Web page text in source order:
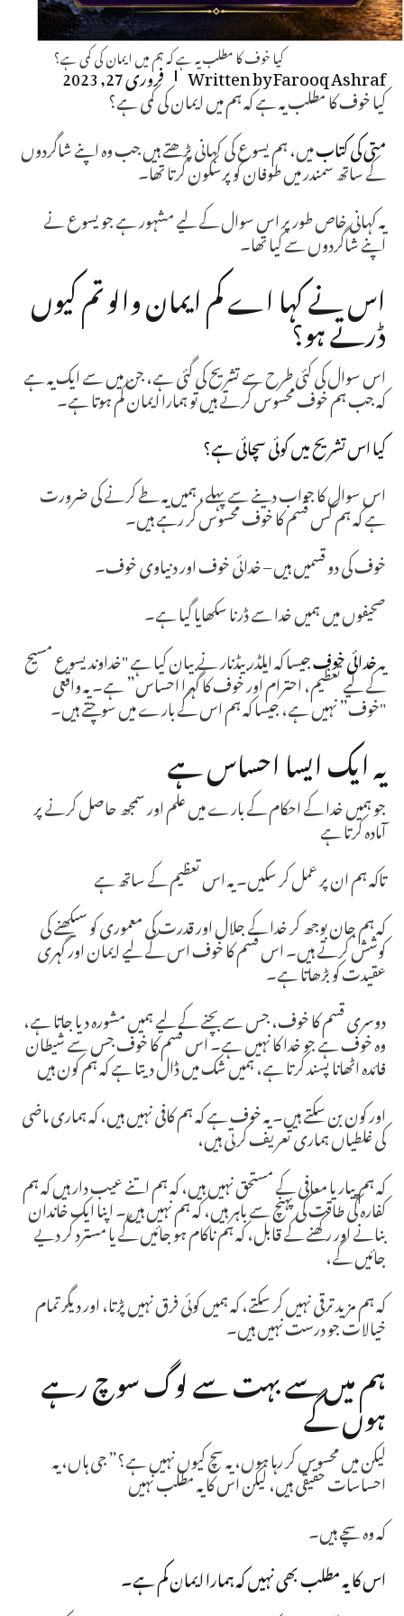
کیا خوف کا مطلب یہ ہے کہ ہم میں ایمان کی کمی ہے؟
Written byFarooq Ashraf فروری 27, 2023
کیا خوف کا مطلب یہ ہے کہ ہم میں ایمان کی کمی ہے؟
متی کی کتابمیں، ہم یسوع کی کہانی پڑھتے ہیں جب وہ اپنے شاگردوں
کے ساتھ سمندر میں طوفان کو پرسکون کرتا تھا۔
یہ کہانی خاص طور پر اس سوال کے لیے مشہور ہے جو یسوع نے
اپنے شاگردوں سے کیا تھا۔
اس نے کہا اے کم ایمان والو تم کیوں
ڈرتے ہو؟
اس سوال کی کئی طرح سے تشریح کی گئی ہے، جن میں سے ایک یہ ہے
کہ جب ہم خوف محسوس کرتے ہیں تو ہمارا ایمان کم ہوتا ہے۔
کیا اس تشریح میں کوئی سچائی ہے؟
اس سوال کا جواب دینے سے پہلے، ہمیں یہ طے کرنے کی ضرورت
ہے کہ ہم کس قسم کا خوف محسوس کر رہے ہیں۔
خوف کی دو قسمیں ہیں – خدائی خوف اور دنیاوی خوف۔
صحیفوں میں ہمیں خدا سے ڈرنا سکھایا گیا ہے۔
یہخدائی خوفجیسا کہ ایلڈر بیڈنار نے بیان کیا ہے "خداوند یسوع مسیح
کے لیے تعظیم، احترام اور خوف کا گہرا احساس” ہے۔ یہ واقعی
"خوف” نہیں ہے، جیسا کہ ہم اس کے بارے میں سوچتے ہیں۔
یہ ایک ایسا احساس ہے
جو ہمیں خدا کے احکام کے بارے میں علم اور سمجھ حاصل کرنے پر
آمادہ کرتا ہے
تاکہ ہم ان پر عمل کر سکیں۔ یہ اس تعظیم کے ساتھ ہے
کہ ہم جان بوجھ کر خدا کے جلال اور قدرت کی معموری کو سیکھنے کی
کوشش کرتے ہیں۔ اس قسم کا خوف اس کے لیے ایمان اور گہری
عقیدت کو بڑھاتا ہے۔
دوسری قسم کا خوف، جس سے بچنے کے لیے ہمیں مشورہ دیا جاتا ہے،
وہ خوف ہے جو خدا کا نہیں ہے۔ اس قسم کا خوف جس سے شیطان
فائدہ اٹھانا پسند کرتا ہے، ہمیں شک میں ڈال دیتا ہے کہ ہم کون ہیں
اور کون بن سکتے ہیں۔ یہ خوف ہے کہ ہم کافی نہیں ہیں، کہ ہماری ماضی
کی غلطیاں ہماری تعریف کرتی ہیں،
کہ ہم پیار یا معافی کے مستحق نہیں ہیں، کہ ہم اتنے عیب دار ہیں کہ ہم
کفارہ کی طاقت کی پہنچ سے باہر ہیں، کہ ہم نہیں ہیں۔ اپنا ایک خاندان
بنانے اور رکھنے کے قابل، کہ ہم ناکام ہو جائیں گے یا مسترد کر دیے
جائیں گے،
کہ ہم مزید ترقی نہیں کر سکتے، کہ ہمیں کوئی فرق نہیں پڑتا، اور دیگر تمام
خیالات جو درست نہیں ہیں۔
ہم میں سے بہت سے لوگ سوچ رہے
ہوں گے
لیکن میں محسوس کر رہا ہوں، یہ سچ کیوں نہیں ہے؟” جی ہاں، یہ
احساسات حقیقی ہیں، لیکن اس کا یہ مطلب نہیں
کہ وہ سچے ہیں۔
اس کا یہ مطلب بھی نہیں کہ ہمارا ایمان کم ہے۔